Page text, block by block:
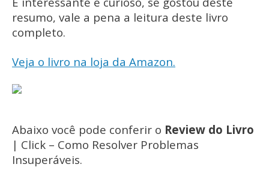
resumo, vale a pena a leitura deste livro
completo.
Veja o livro na loja da Amazon.
Abaixo você pode conferir o Review do Livro
| Click – Como Resolver Problemas
Insuperáveis.